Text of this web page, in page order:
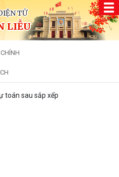
TỬ
LIỄU
toán sau sắp xếp